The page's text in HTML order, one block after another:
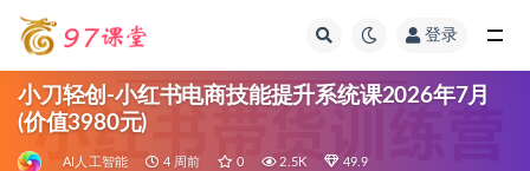
登录
小刀轻创-小红书电商技能提升系统课2026年7月
(价值3980元)
AI人工智能 4 周前 0 2.5K 49.9